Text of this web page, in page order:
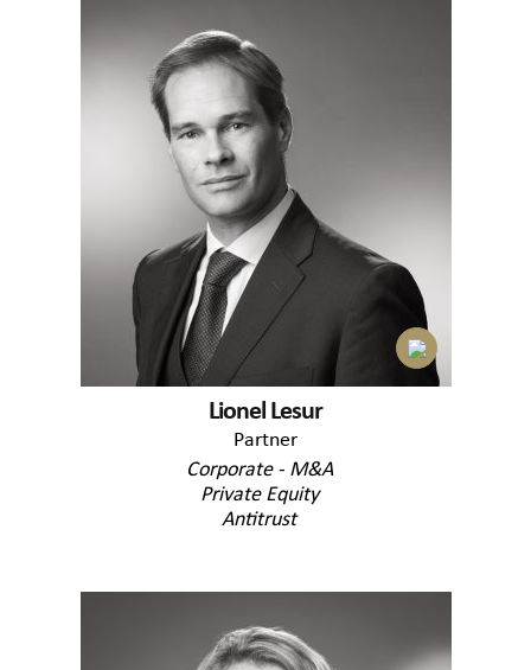
Lionel Lesur
Partner
Corporate - M&A
Private Equity
Antitrust